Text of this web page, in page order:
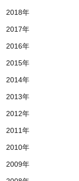
2018年
2017年
2016年
2015年
2014年
2013年
2012年
2011年
2010年
2009年